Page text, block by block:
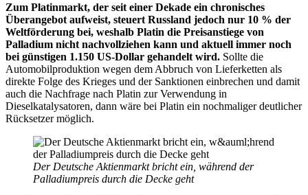
Zum Platinmarkt, der seit einer Dekade ein chronisches
Überangebot aufweist, steuert Russland jedoch nur 10 % der
Weltförderung bei, weshalb Platin die Preisanstiege von
Palladium nicht nachvollziehen kann und aktuell immer noch
bei günstigen 1.150 US-Dollar gehandelt wird. Sollte die
Automobilproduktion wegen dem Abbruch von Lieferketten als
direkte Folge des Krieges und der Sanktionen einbrechen und damit
auch die Nachfrage nach Platin zur Verwendung in
Dieselkatalysatoren, dann wäre bei Platin ein nochmaliger deutlicher
Rücksetzer möglich.
Der Deutsche Aktienmarkt bricht ein, während der
Palladiumpreis durch die Decke geht